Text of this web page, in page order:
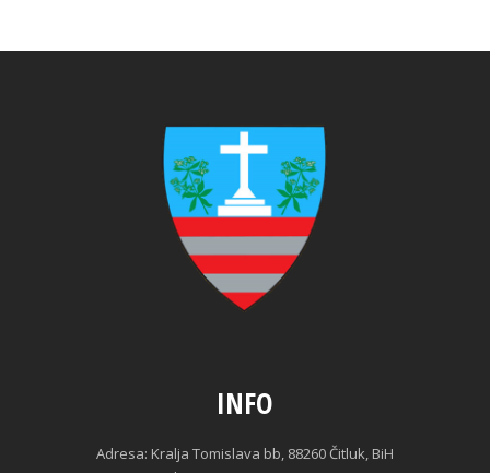
INFO
Adresa: Kralja Tomislava bb, 88260 Čitluk, BiH